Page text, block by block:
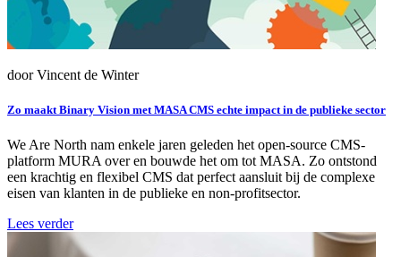
door Vincent de Winter
Zo maakt Binary Vision met MASA CMS echte impact in de publieke sector
We Are North nam enkele jaren geleden het open-source CMS-
platform MURA over en bouwde het om tot MASA. Zo ontstond
een krachtig en flexibel CMS dat perfect aansluit bij de complexe
eisen van klanten in de publieke en non-profitsector.
Lees verder